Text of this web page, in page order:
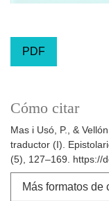
PDF
Cómo citar
Mas i Usó, P., &
traductor (I).
(5), 127–169. https://
Más formatos de